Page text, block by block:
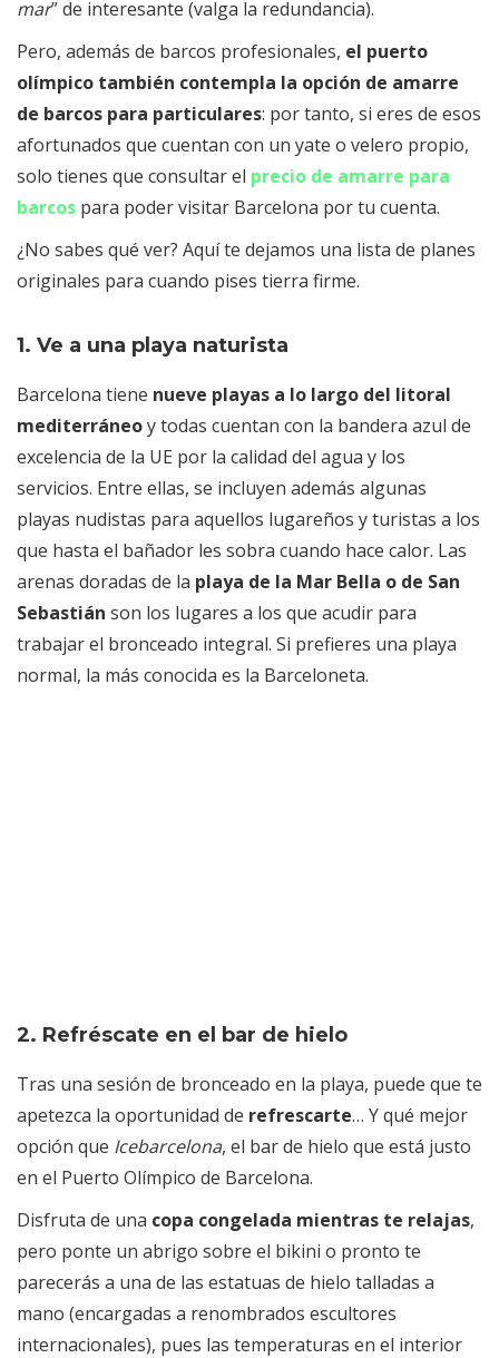
mar” de interesante (valga la redundancia).
Pero, además de barcos profesionales, el puerto
olímpico también contempla la opción de amarre
de barcos para particulares: por tanto, si eres de esos
afortunados que cuentan con un yate o velero propio,
solo tienes que consultar el precio de amarre para
barcos para poder visitar Barcelona por tu cuenta.
¿No sabes qué ver? Aquí te dejamos una lista de planes
originales para cuando pises tierra firme.
1. Ve a una playa naturista
Barcelona tiene nueve playas a lo largo del litoral
mediterráneoy todas cuentan con la bandera azul de
excelencia de la UE por la calidad del agua y los
servicios. Entre ellas, se incluyen además algunas
playas nudistas para aquellos lugareños y turistas a los
que hasta el bañador les sobra cuando hace calor. Las
arenas doradas de la playa de la Mar Bella o de San
Sebastián son los lugares a los que acudir para
trabajar el bronceado integral. Si prefieres una playa
normal, la más conocida es la Barceloneta.
2. Refréscate en el bar de hielo
Tras una sesión de bronceado en la playa, puede que te
apetezca la oportunidad de refrescarte… Y qué mejor
opción que Icebarcelona, el bar de hielo que está justo
en el Puerto Olímpico de Barcelona.
Disfruta de una copa congelada mientras te relajas,
pero ponte un abrigo sobre el bikini o pronto te
parecerás a una de las estatuas de hielo talladas a
mano (encargadas a renombrados escultores
internacionales), pues las temperaturas en el interior